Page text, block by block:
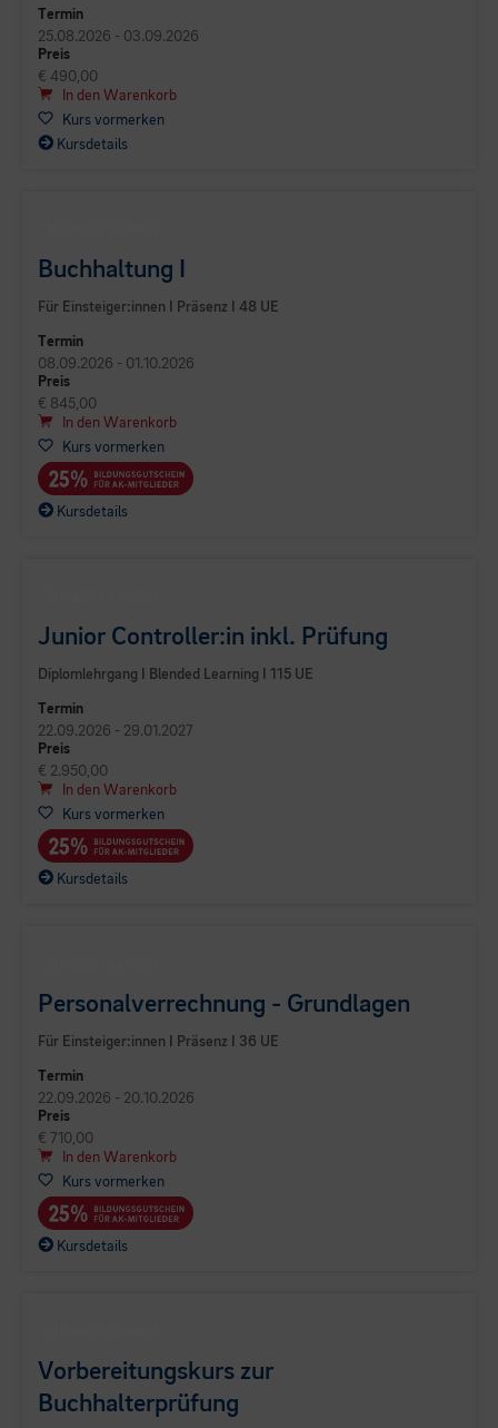
Termin
25.08.2026 - 03.09.2026
Preis
€ 490,00
In den Warenkorb
Kurs vormerken
Kursdetails
Buchhaltung I
Für Einsteiger:innen I Präsenz I 48 UE
Termin
08.09.2026 - 01.10.2026
Preis
€ 845,00
In den Warenkorb
Kurs vormerken
Kursdetails
Junior Controller:in inkl. Prüfung
Diplomlehrgang I Blended Learning I 115 UE
Termin
22.09.2026 - 29.01.2027
Preis
€ 2.950,00
In den Warenkorb
Kurs vormerken
Kursdetails
Personalverrechnung - Grundlagen
Für Einsteiger:innen I Präsenz I 36 UE
Termin
22.09.2026 - 20.10.2026
Preis
€ 710,00
In den Warenkorb
Kurs vormerken
Kursdetails
Vorbereitungskurs zur
Buchhalterprüfung